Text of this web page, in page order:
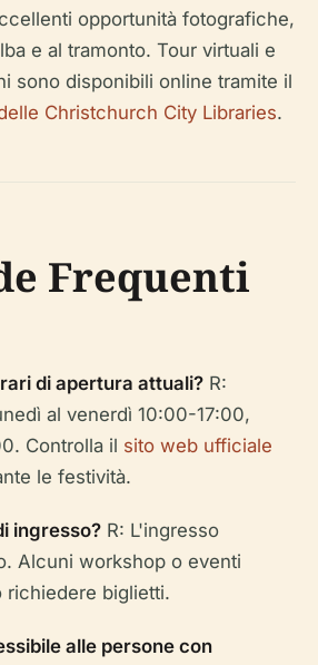
opportunità fotografiche,
e al tramonto. Tour virtuali e
sono disponibili online tramite il
Christchurch City Libraries.
Frequenti
di apertura attuali? R:
al venerdì 10:00-17:00,
Controlla il sito web ufficiale
le festività.
ingresso? R: L'ingresso
Alcuni workshop o eventi
richiedere biglietti.
alle persone con